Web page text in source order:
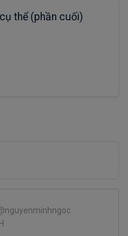
thể (phần cuối)